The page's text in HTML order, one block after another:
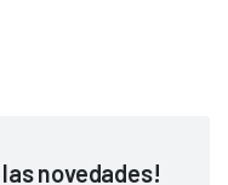
novedades!